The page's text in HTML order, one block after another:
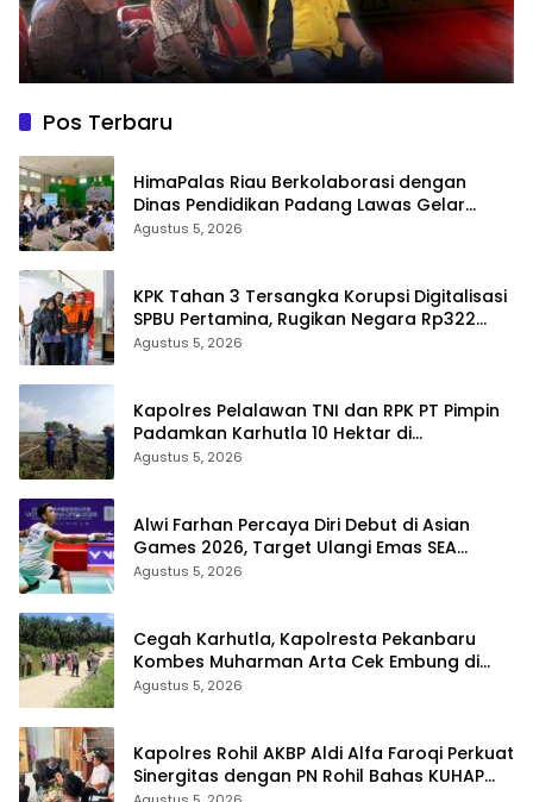
Pos Terbaru
HimaPalas Riau Berkolaborasi dengan
Dinas Pendidikan Padang Lawas Gelar
Pelatihan OSIS SMP se-Kabupaten Padang
Agustus 5, 2026
KPK Tahan 3 Tersangka Korupsi Digitalisasi
SPBU Pertamina, Rugikan Negara Rp322
Miliar
Agustus 5, 2026
Kapolres Pelalawan TNI dan RPK PT Pimpin
Padamkan Karhutla 10 Hektar di
Kerumutan, Water Bombing Diterjunkan
Agustus 5, 2026
Alwi Farhan Percaya Diri Debut di Asian
Games 2026, Target Ulangi Emas SEA
Games
Agustus 5, 2026
Cegah Karhutla, Kapolresta Pekanbaru
Kombes Muharman Arta Cek Embung di
Payung Sekaki dan Tenayan Raya
Agustus 5, 2026
Kapolres Rohil AKBP Aldi Alfa Faroqi Perkuat
Sinergitas dengan PN Rohil Bahas KUHAP